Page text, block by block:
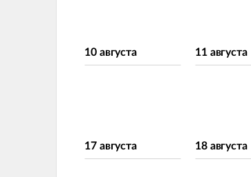
10 августа 11 августа
17 августа 18 августа